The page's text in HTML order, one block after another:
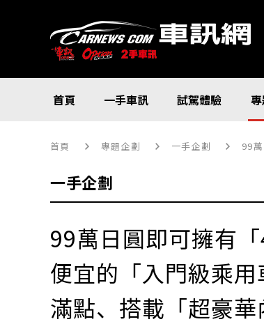
首頁 一手車訊 試駕體驗
首頁 專題企劃 一手企劃 99萬
一手企劃
99萬日圓即可擁有
便宜的「入門級乘
滿點、搭載「超豪